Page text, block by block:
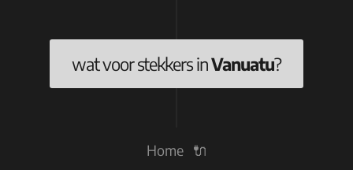
wat voor stekkers inVanuatu?
Home 🔌